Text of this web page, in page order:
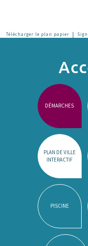
Télécharger le plan papier |
DÉMARCHES
PLAN DE VILLE
INTERACTIF
PISCINE